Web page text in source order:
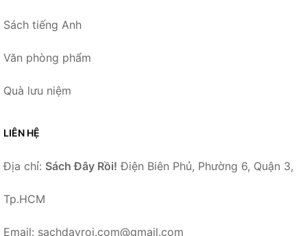
Sách tiếng Anh
Văn phòng phẩm
Quà lưu niệm
LIÊN HỆ
Địa chỉ: Sách Đây Rồi! Điện Biên Phủ, Phường 6, Quận 3,
Tp.HCM
Email: sachdayroi.com@gmail.com